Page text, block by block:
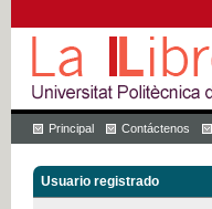
Principal Contáctenos
Usuario registrado